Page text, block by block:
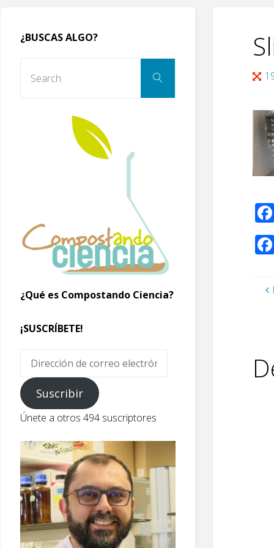
Full
¿BUSCAS ALGO?
Search
¿Qué es Compostando Ciencia?
¡SUSCRÍBETE!
Dirección
correo
electrónico
Suscribir
Únete a otros 494 suscriptores